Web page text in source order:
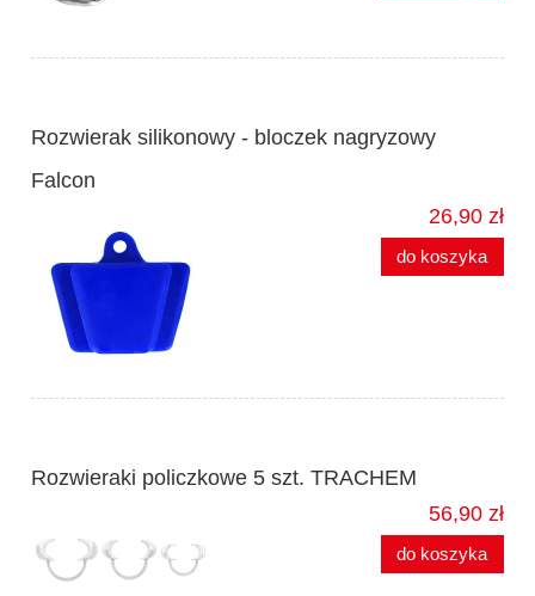
Rozwierak silikonowy - bloczek nagryzowy
Falcon
26,90 zł
do koszyka
Rozwieraki policzkowe 5 szt. TRACHEM
56,90 zł
do koszyka